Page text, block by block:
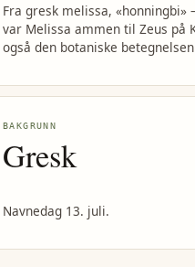
Fra gresk melissa,
var Melissa ammen til Zeus på
også den botaniske
BAKGRUNN
Gresk
Navnedag 13. juli.